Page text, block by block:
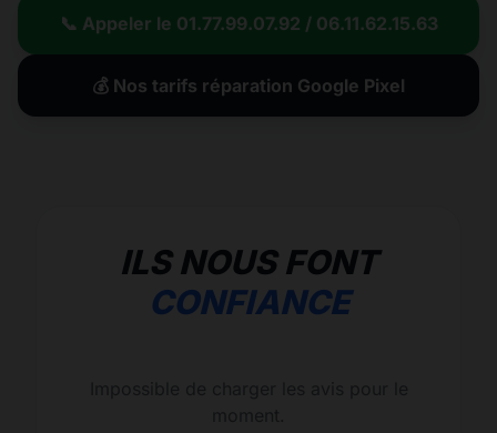
📞 Appeler le 01.77.99.07.92 / 06.11.62.15.63
💰 Nos tarifs réparation Google Pixel
ILS NOUS FONT
CONFIANCE